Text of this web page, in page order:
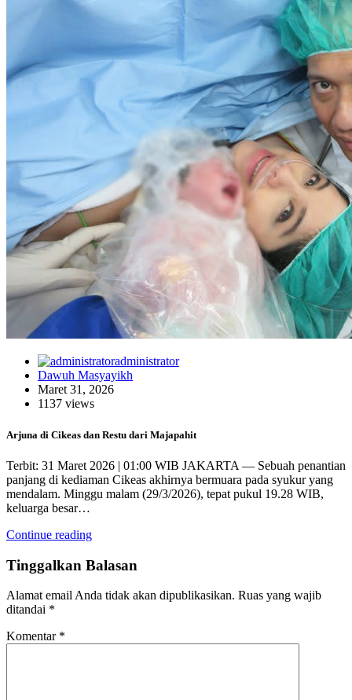
administrator
Dawuh Masyayikh
Maret 31, 2026
1137 views
Arjuna di Cikeas dan Restu dari Majapahit
Terbit: 31 Maret 2026 | 01:00 WIB JAKARTA — Sebuah penantian
panjang di kediaman Cikeas akhirnya bermuara pada syukur yang
mendalam. Minggu malam (29/3/2026), tepat pukul 19.28 WIB,
keluarga besar…
Continue reading
Tinggalkan Balasan
Alamat email Anda tidak akan dipublikasikan. Ruas yang wajib
ditandai *
Komentar *